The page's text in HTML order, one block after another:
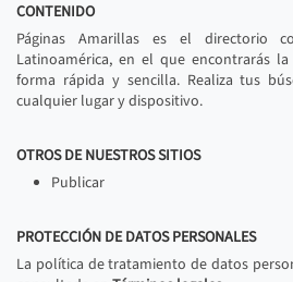
CONTENIDO
Páginas Amarillas es el directorio
Latinoamérica, en el que encontrarás
forma rápida y sencilla. Realiza tus
cualquier lugar y dispositivo.
OTROS DE NUESTROS SITIOS
Publicar
PROTECCIÓN DE DATOS PERSONALES
La política de tratamiento de datos